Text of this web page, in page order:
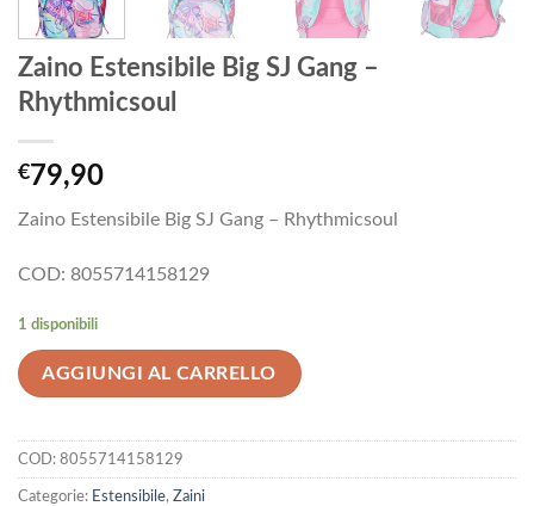
Zaino Estensibile Big SJ Gang –
Rhythmicsoul
€79,90
Zaino Estensibile Big SJ Gang – Rhythmicsoul
COD: 8055714158129
1 disponibili
AGGIUNGI AL CARRELLO
COD: 8055714158129
Categorie: Estensibile, Zaini